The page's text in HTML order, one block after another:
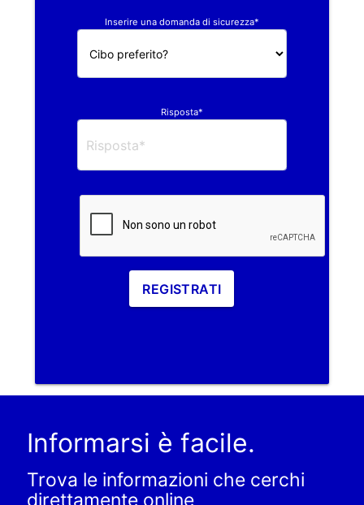
Inserire una domanda di sicurezza*
Risposta*
REGISTRATI
Informarsi è facile.
Trova le informazioni che cerchi
direttamente online